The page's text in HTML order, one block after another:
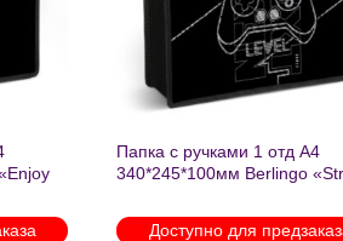
Папка с ручками 1 отд А4
340*245*100мм Berlingo
Доступно для